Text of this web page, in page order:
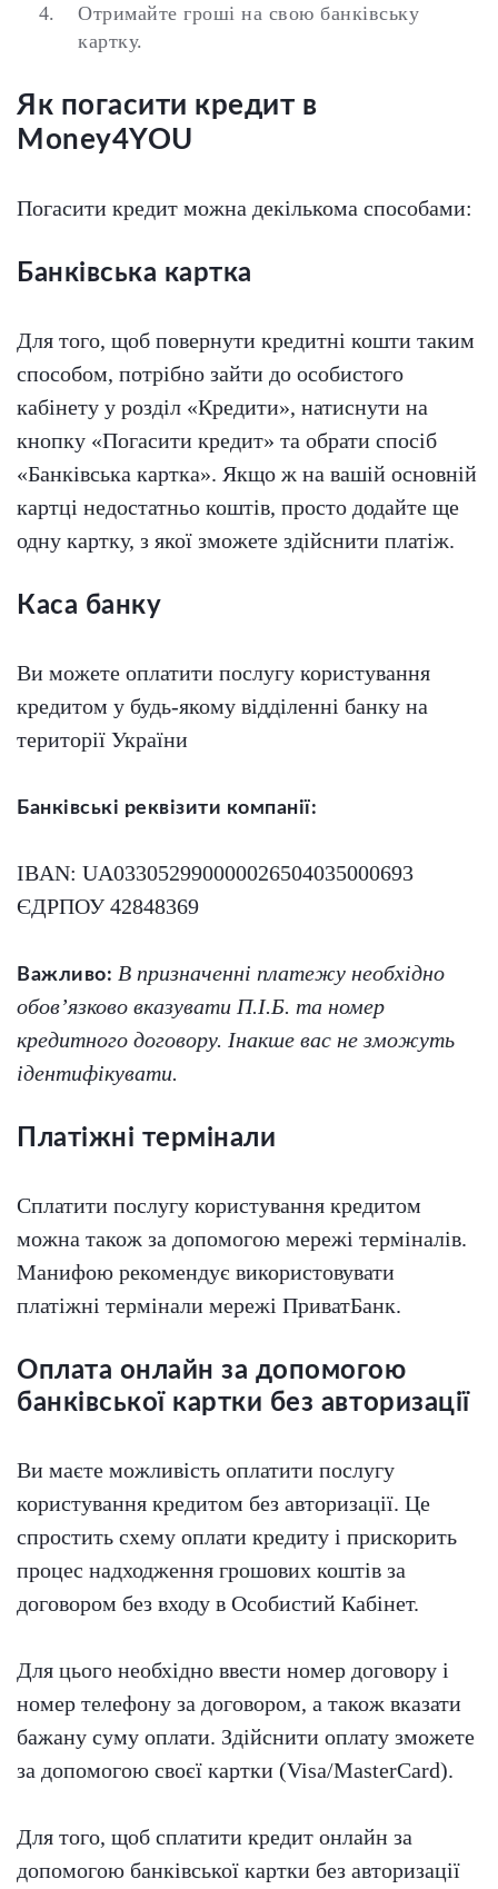
Отримайте гроші на свою банківську
картку.
Як погасити кредит в
Money4YOU
Погасити кредит можна декількома способами:
Банківська картка
Для того, щоб повернути кредитні кошти таким
способом, потрібно зайти до особистого
кабінету у розділ «Кредити», натиснути на
кнопку «Погасити кредит» та обрати спосіб
«Банківська картка». Якщо ж на вашій основній
картці недостатньо коштів, просто додайте ще
одну картку, з якої зможете здійснити платіж.
Каса банку
Ви можете оплатити послугу користування
кредитом у будь-якому відділенні банку на
території України
Банківські реквізити компанії:
IBAN: UA033052990000026504035000693
ЄДРПОУ 42848369
Важливо: В призначенні платежу необхідно
обов’язково вказувати П.І.Б. та номер
кредитного договору. Інакше вас не зможуть
ідентифікувати.
Платіжні термінали
Сплатити послугу користування кредитом
можна також за допомогою мережі терміналів.
Mанифою рекомендує використовувати
платіжні термінали мережі ПриватБанк.
Оплата онлайн за допомогою
банківської картки без авторизації
Ви маєте можливість оплатити послугу
користування кредитом без авторизації. Це
спростить схему оплати кредиту і прискорить
процес надходження грошових коштів за
договором без входу в Особистий Кабінет.
Для цього необхідно ввести номер договору і
номер телефону за договором, а також вказати
бажану суму оплати. Здійснити оплату зможете
за допомогою своєї картки (Visa/MasterCard).
Для того, щоб сплатити кредит онлайн за
допомогою банківської картки без авторизації